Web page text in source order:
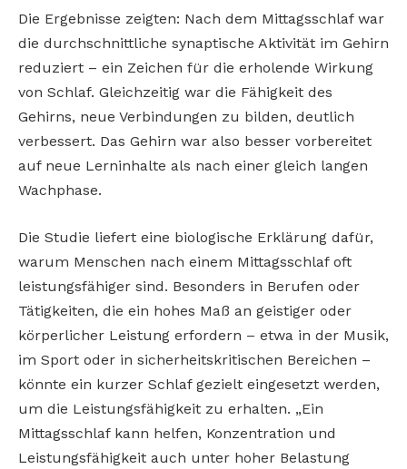
Die Ergebnisse zeigten: Nach dem Mittagsschlaf war
die durchschnittliche synaptische Aktivität im Gehirn
reduziert – ein Zeichen für die erholende Wirkung
von Schlaf. Gleichzeitig war die Fähigkeit des
Gehirns, neue Verbindungen zu bilden, deutlich
verbessert. Das Gehirn war also besser vorbereitet
auf neue Lerninhalte als nach einer gleich langen
Wachphase.
Die Studie liefert eine biologische Erklärung dafür,
warum Menschen nach einem Mittagsschlaf oft
leistungsfähiger sind. Besonders in Berufen oder
Tätigkeiten, die ein hohes Maß an geistiger oder
körperlicher Leistung erfordern – etwa in der Musik,
im Sport oder in sicherheitskritischen Bereichen –
könnte ein kurzer Schlaf gezielt eingesetzt werden,
um die Leistungsfähigkeit zu erhalten. „Ein
Mittagsschlaf kann helfen, Konzentration und
Leistungsfähigkeit auch unter hoher Belastung